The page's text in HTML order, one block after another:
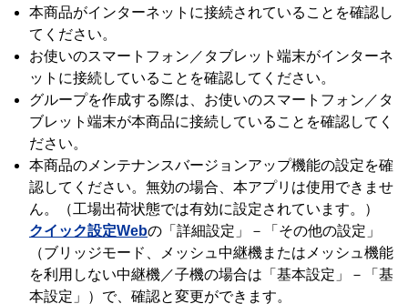
本商品がインターネットに接続されていることを確認し
てください。
お使いのスマートフォン／タブレット端末がインターネ
ットに接続していることを確認してください。
グループを作成する際は、お使いのスマートフォン／タ
ブレット端末が本商品に接続していることを確認してく
ださい。
本商品のメンテナンスバージョンアップ機能の設定を確
認してください。無効の場合、本アプリは使用できませ
ん。（工場出荷状態では有効に設定されています。）
クイック設定Webの「詳細設定」－「その他の設定」
（ブリッジモード、メッシュ中継機またはメッシュ機能
を利用しない中継機／子機の場合は「基本設定」－「基
本設定」）で、確認と変更ができます。